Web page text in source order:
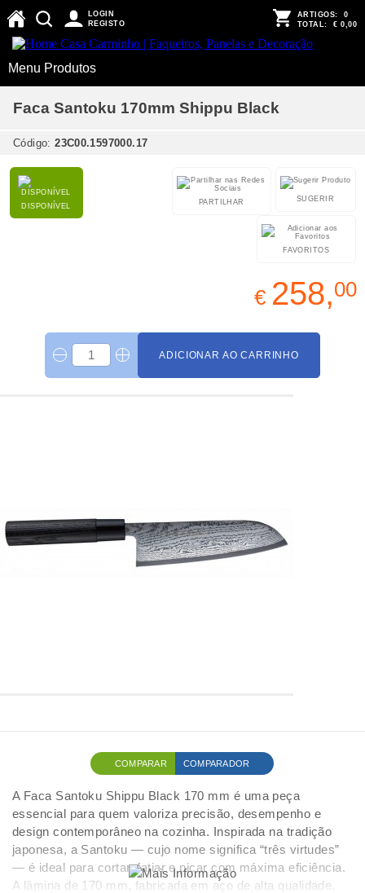
LOGIN
REGISTO
ARTIGOS: 0
TOTAL: € 0,00
Menu Produtos
Faca Santoku 170mm Shippu Black
Código:23C00.1597000.17
DISPONÍVEL
SUGERIR
PARTILHAR
FAVORITOS
€ 258,00
ADICIONAR AO CARRINHO
COMPARAR COMPARADOR
A Faca Santoku Shippu Black 170 mm é uma peça
essencial para quem valoriza precisão, desempenho e
design contemporâneo na cozinha. Inspirada na tradição
japonesa, a Santoku — cujo nome significa “três virtudes”
— é ideal para cortar, fatiar e picar com máxima eficiência.
A lâmina de 170 mm, fabricada em aço de alta qualidade,